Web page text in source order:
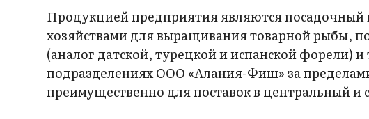
Продукцией предприятия являются
хозяйствами для выращивания товарной рыбы,
(аналог датской, турецкой и испанской форели)
подразделениях ООО «Алания-Фиш» за
преимущественно для поставок в центральный и